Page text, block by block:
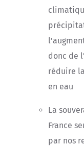
donc de
réduire
en eau
La
France
par nos